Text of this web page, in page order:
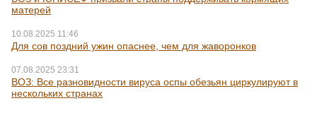
матерей
10.08.2025 11:46
Для сов поздний ужин опаснее, чем для жаворонков
07.08.2025 23:31
ВОЗ: Все разновидности вируса оспы обезьян циркулируют в
нескольких странах